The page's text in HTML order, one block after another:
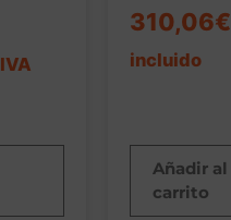
IVA
310,06€
incluido
Añadir al
carrito